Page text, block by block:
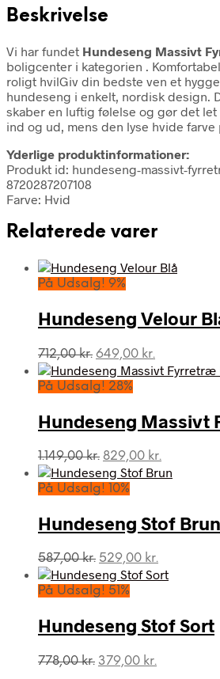
Beskrivelse
Vi har fundet Hundeseng Massivt
boligcenter i kategorien .
roligt hvilGiv din bedste ven et
hundeseng i enkelt, nordisk design.
skaber en luftig følelse og gør det
ind og ud, mens den lyse hvide farve
Yderlige produktinformationer:
Produkt id: hundeseng-massivt-
8720287207108
Farve: Hvid
Relaterede varer
På Udsalg! 9%
Hundeseng Velour
712,00kr. Den
oprindelige
pris
712,00 kr..
649,00 kr.
aktuelle
649,00 kr..
På Udsalg! 28%
Hundeseng Massivt
1.149,00kr. Den
oprindelige
pris
1.149,00 kr..
829,00 kr.
aktuelle
829,00 kr..
På Udsalg! 10%
Hundeseng Stof Brun
587,00kr. Den
oprindelige
pris
587,00 kr..
529,00 kr.
aktuelle
529,00 kr..
På Udsalg! 51%
Hundeseng Stof Sort
778,00kr. Den
379,00 kr.